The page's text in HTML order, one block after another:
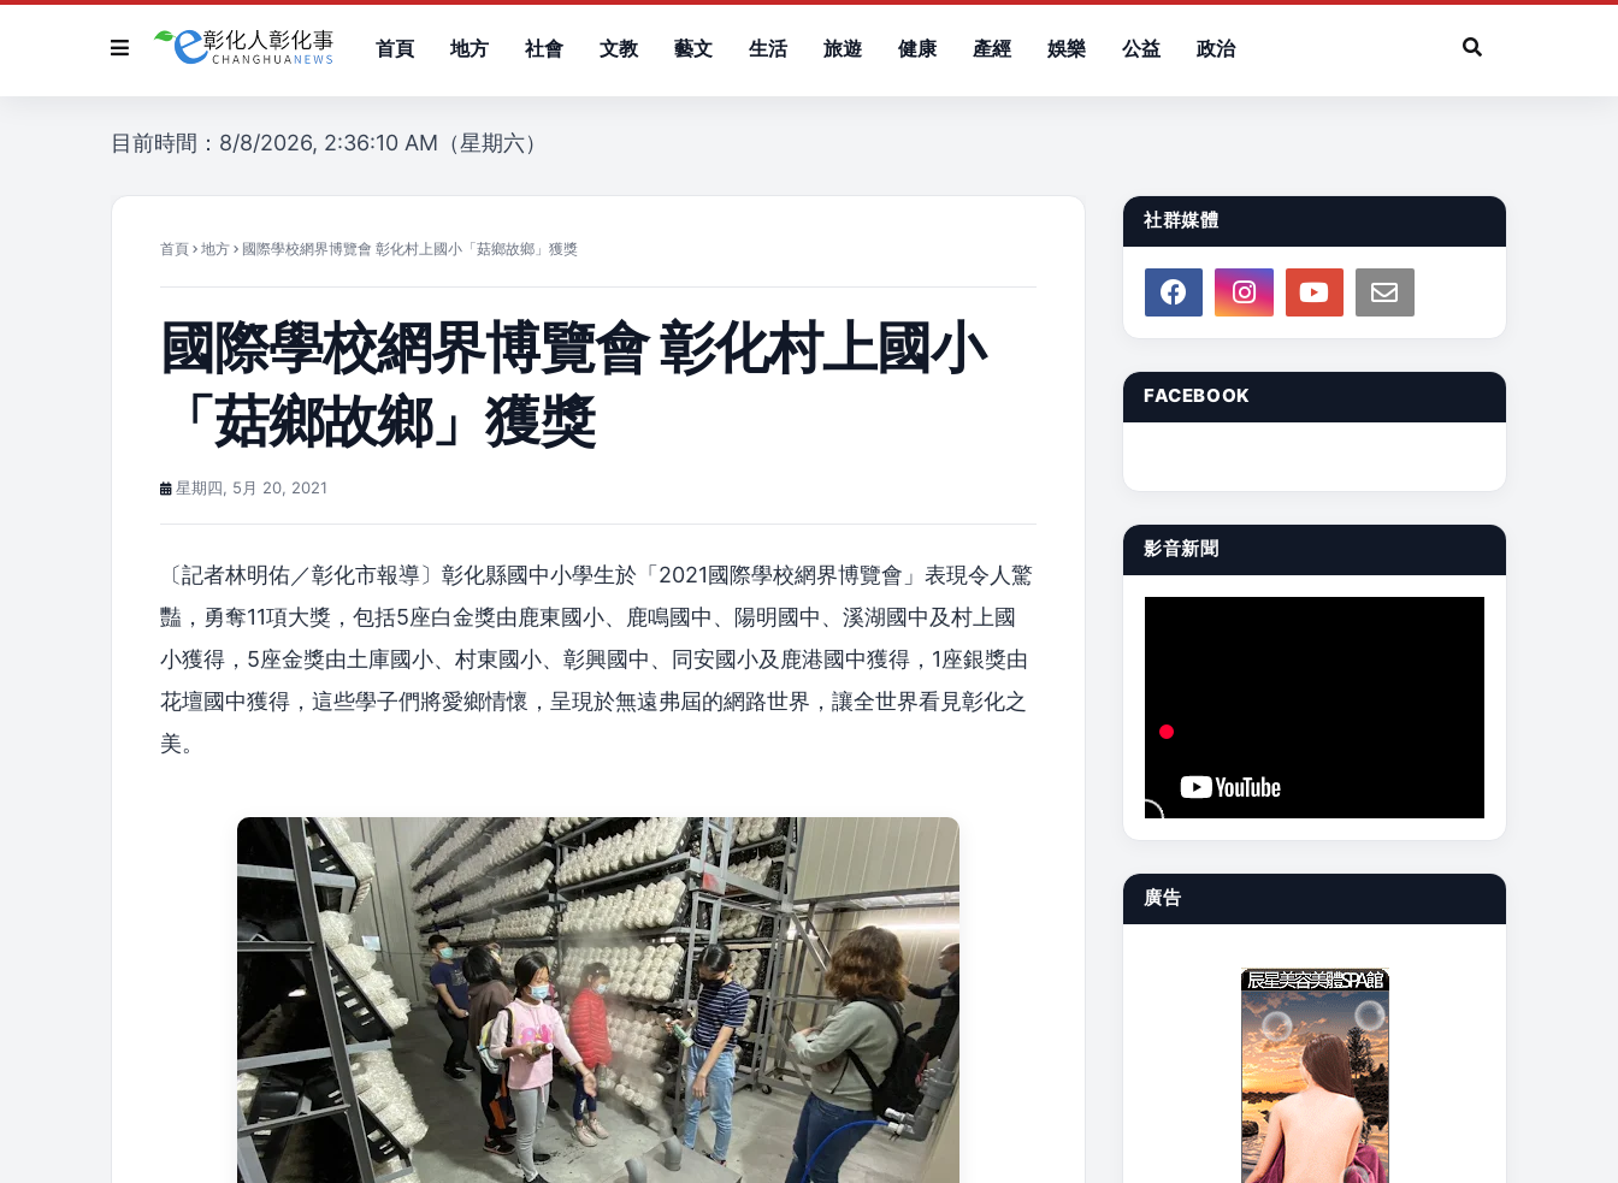
首頁 地方 社會 文教 藝文 生活 旅遊 健康 產經 娛樂 公益 政治
目前時間：8/8/2026, 2:36:10 AM（星期六）
首頁 地方 國際學校網界博覽會 彰化村上國小「菇鄉故鄉」獲獎
國際學校網界博覽會 彰化村上國小
「菇鄉故鄉」獲獎
星期四, 5月 20, 2021
〔記者林明佑／彰化市報導〕彰化縣國中小學生於「2021國際學校網界博覽會」表現令人驚
豔，勇奪11項大獎，包括5座白金獎由鹿東國小、鹿鳴國中、陽明國中、溪湖國中及村上國
小獲得，5座金獎由土庫國小、村東國小、彰興國中、同安國小及鹿港國中獲得，1座銀獎由
花壇國中獲得，這些學子們將愛鄉情懷，呈現於無遠弗屆的網路世界，讓全世界看見彰化之
美。
社群媒體
FACEBOOK
影音新聞
廣告